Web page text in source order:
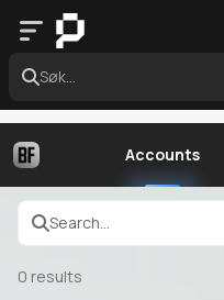
Søk...
Accounts
Search...
0 results